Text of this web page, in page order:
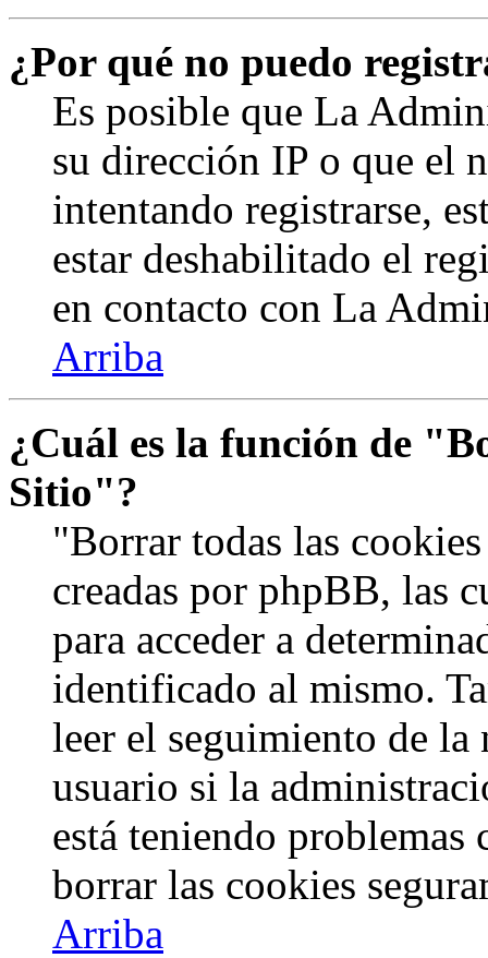
¿Por qué no puedo
Es posible que La
su dirección IP o que el
intentando registrarse,
estar deshabilitado el
en contacto con La
Arriba
¿Cuál es la función de
Sitio"?
"Borrar todas las
creadas por phpBB, las
para acceder a
identificado al mismo.
leer el seguimiento de
usuario si la
está teniendo
borrar las cookies
Arriba